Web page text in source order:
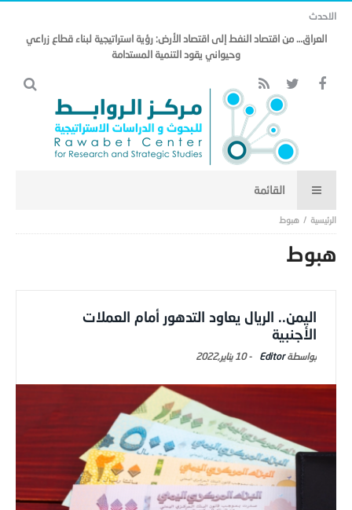
الاحدث
العراق… من اقتصاد النفط إلى اقتصاد الأرض: رؤية استراتيجية لبناء قطاع زراعي
وحيواني يقود التنمية المستدامة
هبوط
هبوط
اليمن.. الريال يعاود التدهور أمام العملات
الأجنبية
Editor
-10 يناير,2022